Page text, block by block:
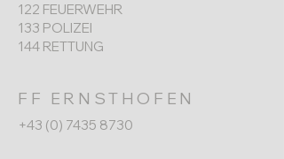
122 FEUERWEHR
133 POLIZEI
144 RETTUNG
FF ERNSTHOFEN
+43 (0) 7435 8730